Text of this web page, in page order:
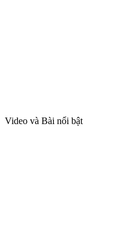
Video và Bài nổi bật